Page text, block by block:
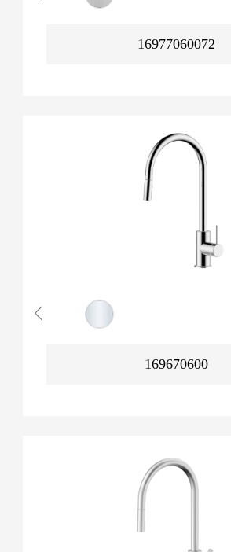
16977060072
169670600